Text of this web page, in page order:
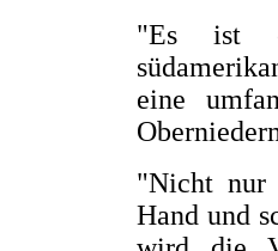
"Es ist
eine
"Nicht nur
Hand und